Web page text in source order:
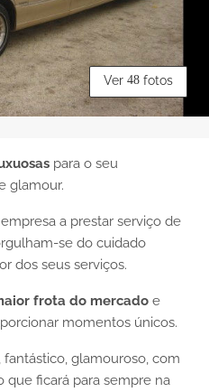
Ver 48 fotos
para o seu
glamour.
a prestar serviço de
se do cuidado
dos seus serviços.
frota do mercado e
momentos únicos.
glamouroso, com
que ficará para sempre na